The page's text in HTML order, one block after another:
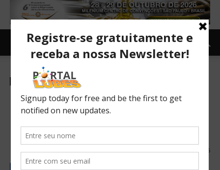
Indústria Notícias
Carlos Ghosn deixa
presidência da Nissan após
18 anos
23/02/2017 256